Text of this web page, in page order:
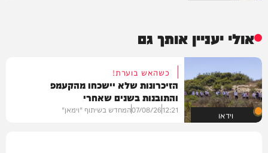
אולי יעניין אותך גם
וידאו
כשהאש בוערת!
הזיכרונות שלא יישכחו מהקעמפ
והתובנות בשנים שאחרי
12:21
07/08/26המחדש בשיתוף "וימאן"